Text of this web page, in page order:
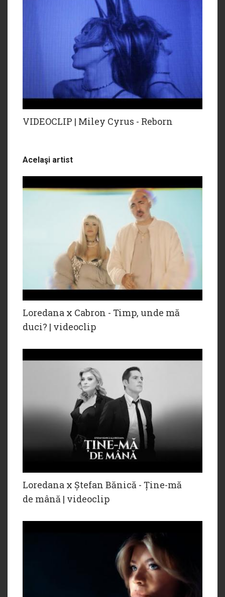
VIDEOCLIP | Miley Cyrus - Reborn
Acelaşi artist
Loredana x Cabron - Timp, unde mă
duci? | videoclip
Loredana x Ștefan Bănică - Ține-mă
de mână | videoclip